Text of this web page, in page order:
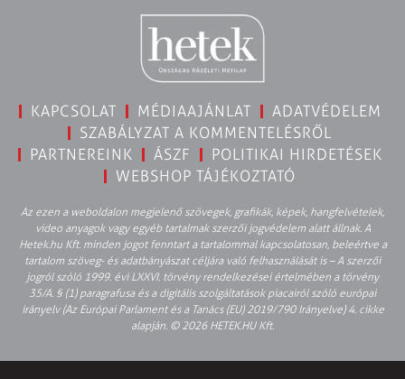
KAPCSOLAT MÉDIAAJÁNLAT
ADATVÉDELEM
SZABÁLYZAT A KOMMENTELÉSRŐL
PARTNEREINK
ÁSZF
POLITIKAI HIRDETÉSEK
WEBSHOP TÁJÉKOZTATÓ
Az ezen a weboldalon megjelenő szövegek, grafikák, képek, hangfelvételek,
video anyagok vagy egyéb tartalmak szerzői jogvédelem alatt állnak. A
Hetek.hu Kft. minden jogot fenntart a tartalommal kapcsolatosan, beleértve a
tartalom szöveg- és adatbányászat céljára való felhasználását is – A szerzői
jogról szóló 1999. évi LXXVI. törvény rendelkezései értelmében a törvény
35/A. § (1) paragrafusa és a digitális szolgáltatások piacairól szóló európai
irányelv (Az Európai Parlament és a Tanács (EU) 2019/790 Irányelve) 4. cikke
alapján. © 2026 HETEK.HU Kft.